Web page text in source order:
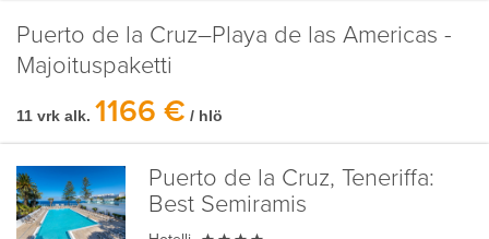
Puerto de la Cruz–Playa de las Americas -
Majoituspaketti
11 vrk alk. 1166 € / hlö
Puerto de la Cruz, Teneriffa:
Best Semiramis